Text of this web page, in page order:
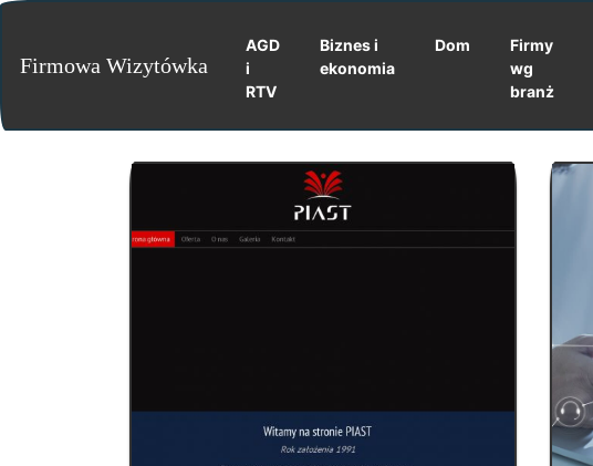
Firmowa Wizytówka
AGD
i
RTV
Biznes i
ekonomia
Dom
Firmy
wg
branż